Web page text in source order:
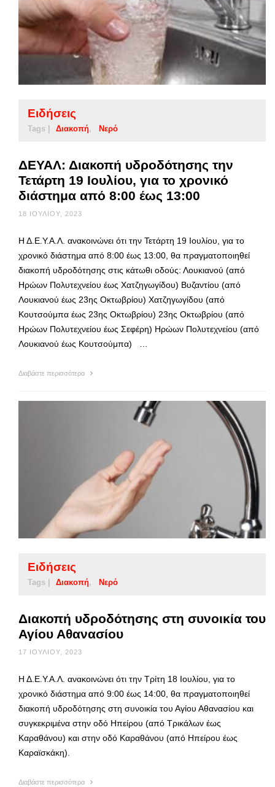
Ειδήσεις
Tags | Διακοπή Νερό
ΔΕΥΑΛ: Διακοπή υδροδότησης την
Τετάρτη 19 Ιουλίου, για το χρονικό
διάστημα από 8:00 έως 13:00
18 ΙΟΥΛΊΟΥ, 2023
Η Δ.Ε.Υ.Α.Λ. ανακοινώνει ότι την Τετάρτη 19 Ιουλίου, για το
χρονικό διάστημα από 8:00 έως 13:00, θα πραγματοποιηθεί
διακοπή υδροδότησης στις κάτωθι οδούς: Λουκιανού (από
Ηρώων Πολυτεχνείου έως Χατζηγωγίδου) Βυζαντίου (από
Λουκιανού έως 23ης Οκτωβρίου) Χατζηγωγίδου (από
Κουτσούμπα έως 23ης Οκτωβρίου) 23ης Οκτωβρίου (από
Ηρώων Πολυτεχνείου έως Σεφέρη) Ηρώων Πολυτεχνείου (από
Λουκιανού έως Κουτσούμπα) …
Διαβάστε περισσότερα
Ειδήσεις
Tags | Διακοπή Νερό
Διακοπή υδροδότησης στη συνοικία του
Αγίου Αθανασίου
17 ΙΟΥΛΊΟΥ, 2023
Η Δ.Ε.Υ.Α.Λ. ανακοινώνει ότι την Τρίτη 18 Ιουλίου, για το
χρονικό διάστημα από 9:00 έως 14:00, θα πραγματοποιηθεί
διακοπή υδροδότησης στη συνοικία του Αγίου Αθανασίου και
συγκεκριμένα στην οδό Ηπείρου (από Τρικάλων έως
Καραθάνου) και στην οδό Καραθάνου (από Ηπείρου έως
Καραϊσκάκη).
Διαβάστε περισσότερα